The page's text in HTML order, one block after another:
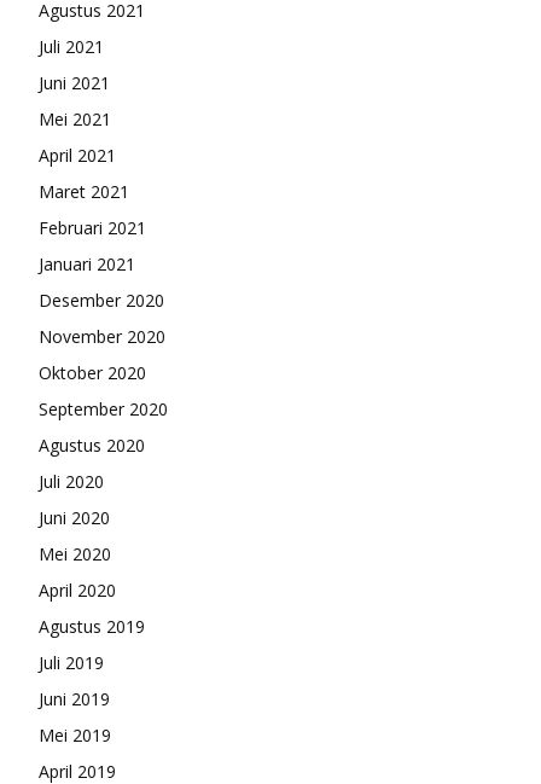
Agustus 2021
Juli 2021
Juni 2021
Mei 2021
April 2021
Maret 2021
Februari 2021
Januari 2021
Desember 2020
November 2020
Oktober 2020
September 2020
Agustus 2020
Juli 2020
Juni 2020
Mei 2020
April 2020
Agustus 2019
Juli 2019
Juni 2019
Mei 2019
April 2019